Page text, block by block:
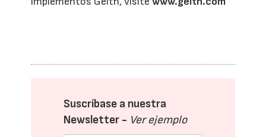
Suscríbase a nuestra
Newsletter - Ver ejemplo